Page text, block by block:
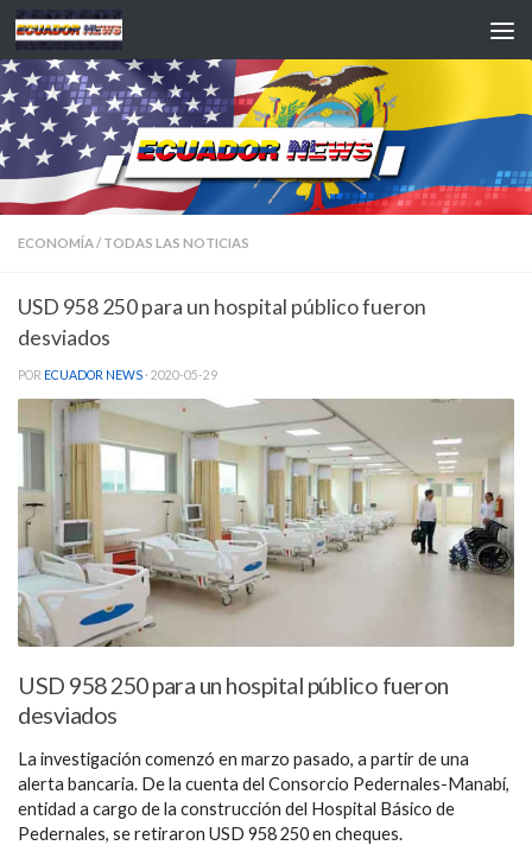
Saltar al contenido
ECONOMÍA/ TODAS LAS NOTICIAS
USD 958 250 para un hospital público fueron
desviados
POR ECUADOR NEWS · 2020-05-29
USD 958 250 para un hospital público fueron
desviados
La investigación comenzó en marzo pasado, a partir de una
alerta bancaria. De la cuenta del Consorcio Pedernales-Manabí,
entidad a cargo de la construcción del Hospital Básico de
Pedernales, se retiraron USD 958 250 en cheques.